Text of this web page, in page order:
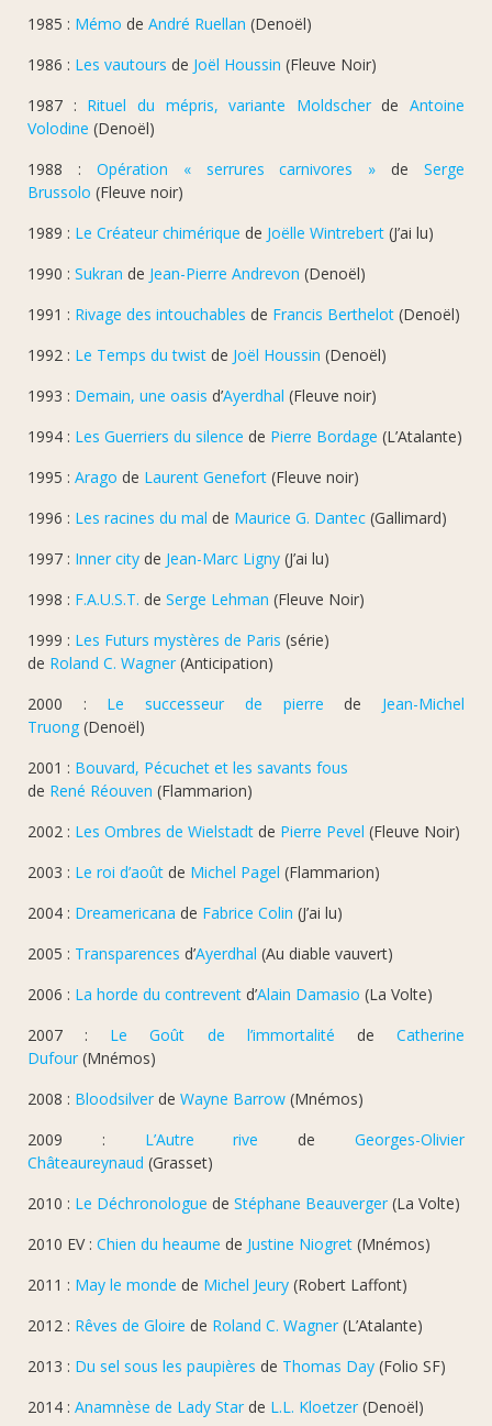
1985 : Mémo de André Ruellan (Denoël)
1986 : Les vautours de Joël Houssin (Fleuve Noir)
1987 : Rituel du mépris, variante Moldscherde Antoine
Volodine (Denoël)
1988 : Opération « serrures carnivores » de Serge
Brussolo (Fleuve noir)
1989 : Le Créateur chimérique de Joëlle Wintrebert (J’ai lu)
1990 : Sukran de Jean-Pierre Andrevon (Denoël)
1991 : Rivage des intouchables de Francis Berthelot (Denoël)
1992 : Le Temps du twist de Joël Houssin (Denoël)
1993 : Demain, une oasis d’Ayerdhal (Fleuve noir)
1994 : Les Guerriers du silence de Pierre Bordage (L’Atalante)
1995 : Arago de Laurent Genefort (Fleuve noir)
1996 : Les racines du mal de Maurice G. Dantec (Gallimard)
1997 : Inner city de Jean-Marc Ligny (J’ai lu)
1998 : F.A.U.S.T. de Serge Lehman (Fleuve Noir)
1999 : Les Futurs mystères de Paris (série)
de Roland C. Wagner (Anticipation)
2000 : Le successeur de pierre de Jean-Michel
Truong (Denoël)
2001 : Bouvard, Pécuchet et les savants fous
de René Réouven (Flammarion)
2002 : Les Ombres de Wielstadt de Pierre Pevel (Fleuve Noir)
2003 : Le roi d’août de Michel Pagel (Flammarion)
2004 : Dreamericana de Fabrice Colin (J’ai lu)
2005 : Transparences d’Ayerdhal (Au diable vauvert)
2006 : La horde du contrevent d’Alain Damasio (La Volte)
2007 : Le Goût de l’immortalité deCatherine
Dufour (Mnémos)
2008 : Bloodsilver de Wayne Barrow (Mnémos)
2009 : L’Autre rive deGeorges-Olivier
Châteaureynaud (Grasset)
2010 : Le Déchronologue de Stéphane Beauverger (La Volte)
2010 EV : Chien du heaume de Justine Niogret (Mnémos)
2011 : May le monde de Michel Jeury (Robert Laffont)
2012 : Rêves de Gloire de Roland C. Wagner (L’Atalante)
2013 : Du sel sous les paupières de Thomas Day (Folio SF)
2014 : Anamnèse de Lady Star de L.L. Kloetzer (Denoël)